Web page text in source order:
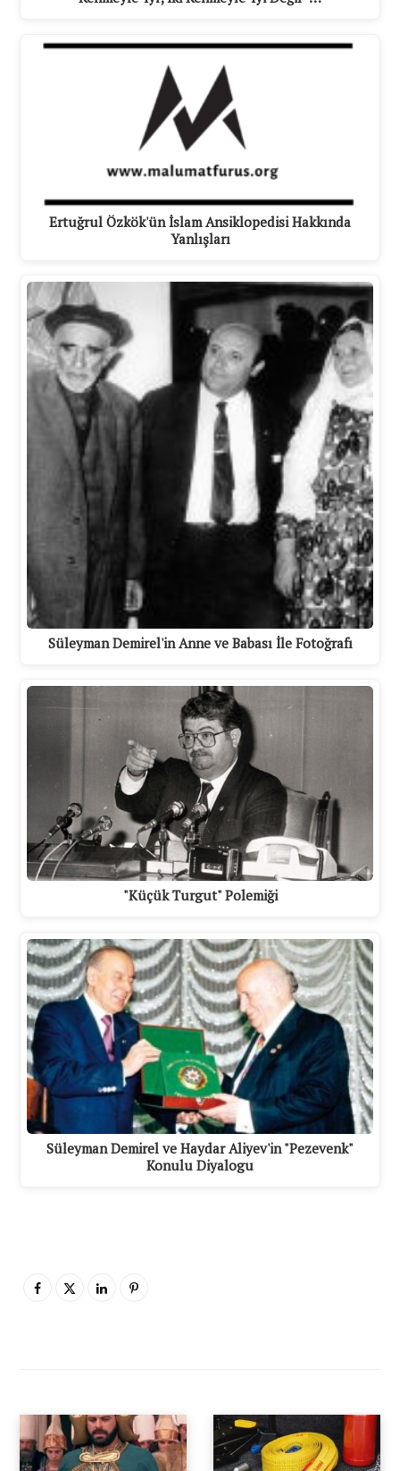
Ertuğrul Özkök'ün İslam Ansiklopedisi Hakkında
Yanlışları
Süleyman Demirel'in Anne ve Babası İle Fotoğrafı
"Küçük Turgut" Polemiği
Süleyman Demirel ve Haydar Aliyev'in "Pezevenk"
Konulu Diyalogu